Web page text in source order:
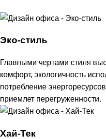
Эко-стиль
Главными чертами стиля
комфорт, экологичность
потребление
приемлет перегруженности.
Хай-Тек